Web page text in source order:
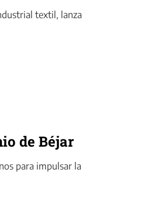
textil, lanza
de Béjar
para impulsar la